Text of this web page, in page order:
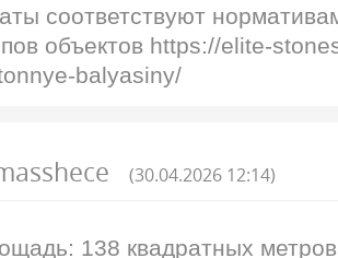
соответствуют
объектов https://elite-
balyasiny/
(30.04.2026 12:14)
138 квадратных метров